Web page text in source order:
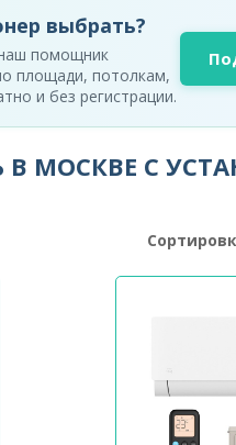
выбрать?
помощник
площади, потолкам,
и без регистрации.
МОСКВЕ С